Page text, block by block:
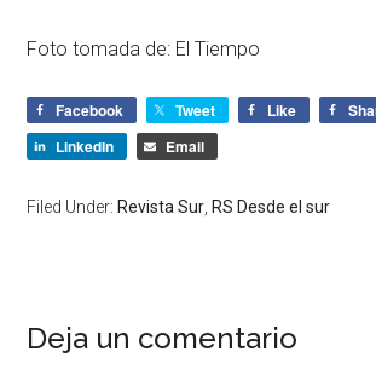
Foto tomada de: El Tiempo
Facebook Tweet Like
LinkedIn
Email
Filed Under: Revista Sur, RS Desde el sur
Deja un comentario